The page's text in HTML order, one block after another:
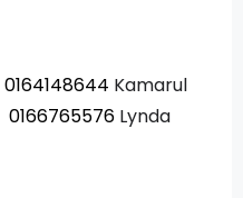
0164148644 Kamarul
0166765576 Lynda